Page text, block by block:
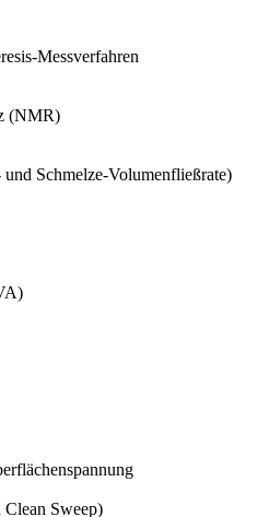
Messverfahren
(NMR)
Schmelze-Volumenfließrate)
Sweep)